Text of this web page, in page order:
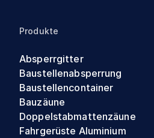
Produkte
Absperrgitter
Baustellenabsperrung
Baustellencontainer
Bauzäune
Doppelstabmattenzäune
Fahrgerüste Aluminium